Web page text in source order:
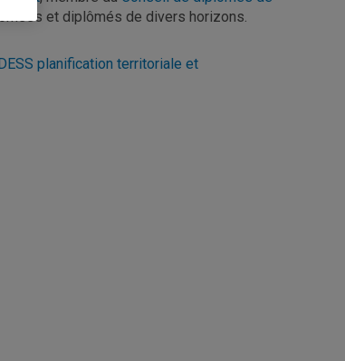
et diplômés de divers horizons.
planification territoriale et